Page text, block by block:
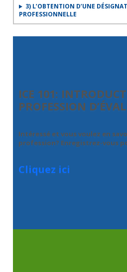
3) L’OBTENTION D’UNE
PROFESSIONNELLE
ICE 101:
PROFESSION
Intéressé et vous voulez en
profession? Enregistrez-vous
Cliquez ici